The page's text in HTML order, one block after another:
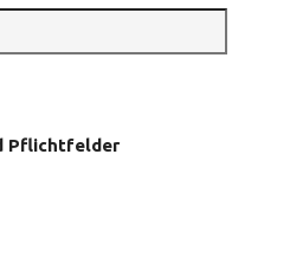
Pflichtfelder